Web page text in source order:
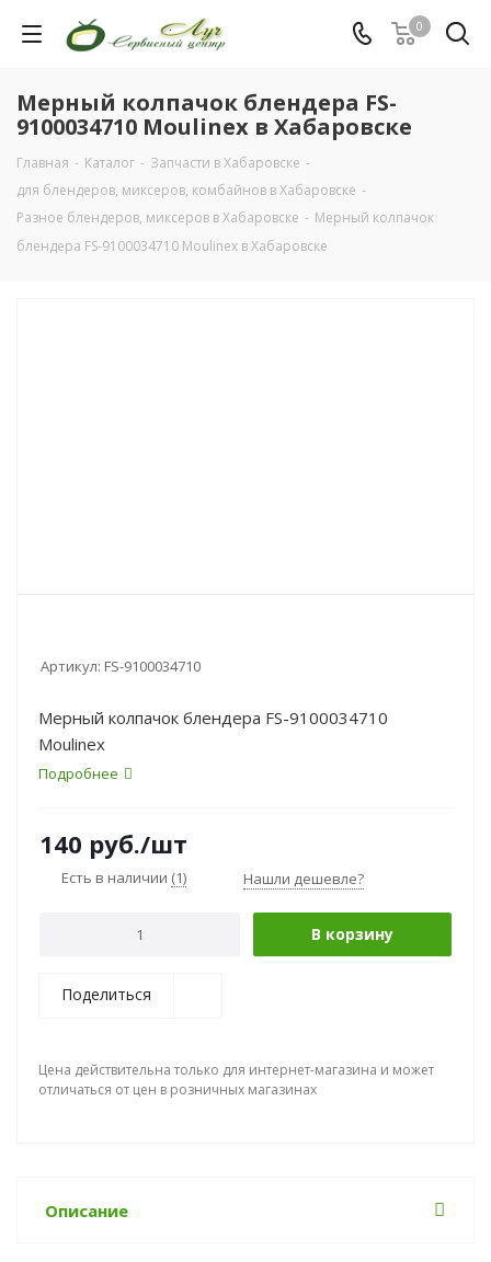
0
Мерный колпачок блендера FS-
9100034710 Moulinex в Хабаровске
Главная - Каталог - Запчасти в Хабаровске -
для блендеров, миксеров, комбайнов в Хабаровске -
Разное блендеров, миксеров в Хабаровске - Мерный колпачок
блендера FS-9100034710 Moulinex в Хабаровске
Артикул: FS-9100034710
Мерный колпачок блендера FS-9100034710
Moulinex
Подробнее
140 руб./шт
Есть в наличии (1) Нашли дешевле?
В корзину
Поделиться
Цена действительна только для интернет-магазина и может
отличаться от цен в розничных магазинах
Описание